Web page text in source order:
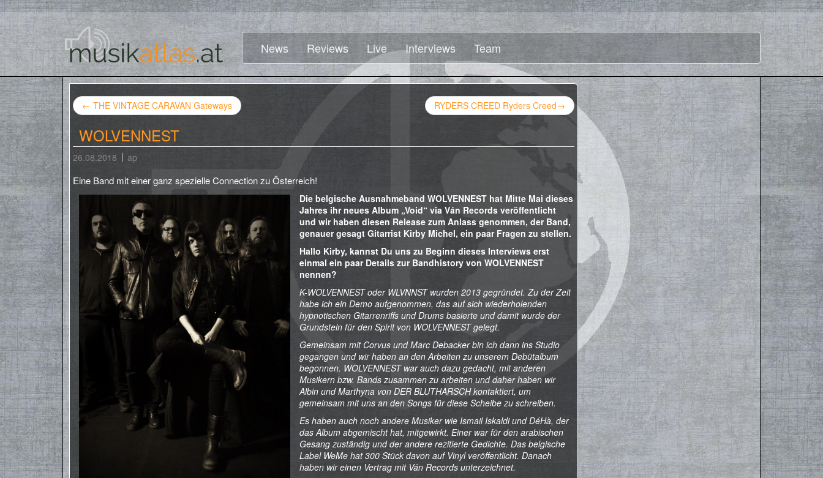
News Reviews Live Interviews Team
← THE VINTAGE CARAVAN Gateways RYDERS CREED Ryders Creed→
WOLVENNEST
26.08.2018 ap
Eine Band mit einer ganz spezielle Connection zu Österreich!
Die belgische Ausnahmeband WOLVENNEST hat Mitte Mai dieses
Jahres ihr neues Album „Void“ via Ván Records veröffentlicht
und wir haben diesen Release zum Anlass genommen, der Band,
genauer gesagt Gitarrist Kirby Michel, ein paar Fragen zu stellen.
Hallo Kirby, kannst Du uns zu Beginn dieses Interviews erst
einmal ein paar Details zur Bandhistory von WOLVENNEST
nennen?
K-WOLVENNEST oder WLVNNST wurden 2013 gegründet. Zu der Zeit
habe ich ein Demo aufgenommen, das auf sich wiederholenden
hypnotischen Gitarrenriffs und Drums basierte und damit wurde der
Grundstein für den Spirit von WOLVENNEST gelegt.
Gemeinsam mit Corvus und Marc Debacker bin ich dann ins Studio
gegangen und wir haben an den Arbeiten zu unserem Debütalbum
begonnen. WOLVENNEST war auch dazu gedacht, mit anderen
Musikern bzw. Bands zusammen zu arbeiten und daher haben wir
Albin und Marthyna von DER BLUTHARSCH kontaktiert, um
gemeinsam mit uns an den Songs für diese Scheibe zu schreiben.
Es haben auch noch andere Musiker wie Ismail Iskaldi und DéHà, der
das Album abgemischt hat, mitgewirkt. Einer war für den arabischen
Gesang zuständig und der andere rezitierte Gedichte. Das belgische
Label WeMe hat 300 Stück davon auf Vinyl veröffentlicht. Danach
haben wir einen Vertrag mit Ván Records unterzeichnet.